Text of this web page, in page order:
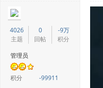
4026
主题
0
回帖
-9万
积分
管理员
积分
-99911